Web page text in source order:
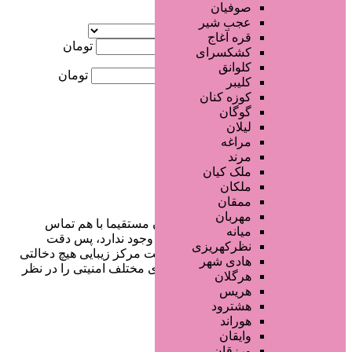
صوفیان
عجب شیر
قره آغاج
کشکسرای
کلوانق
کلیبر
کوزه کنان
گوگان
لیلان
مراغه
مرند
ملک کیان
ملکان
ممقان
مهربان
میانه
نظرکهریزی
هادی شهر
هرگلان
هریس
هشترود
هوراند
وایقان
کمترین قیمت
تومان
بیشترین قیمت تومان
در سایت تبلیغاتی مرکز زیبایی کاربران مستقیما با هم تماس
می‌گیرند و هیچ واسطه‌ای در این میان وجود ندارد، پس دقت
فرمایید که در خرید و فروشِ شما سایت مرکز زیبایی هیچ دخالتی
نداشته و کاربران باید خودشان جنبه‌های مختلف امنیتی را در نظر
دسترسی سریع